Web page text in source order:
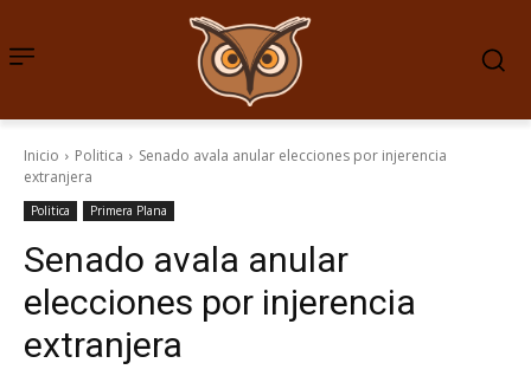
Inicio Politica
Senado avala anular elecciones por injerencia
extranjera
Politica Primera Plana
Senado avala anular
elecciones por injerencia
extranjera